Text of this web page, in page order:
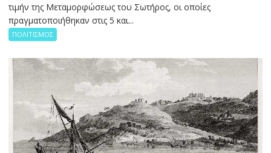
τιμήν της Μεταμορφώσεως του Σωτήρος, οι οποίες
πραγματοποιήθηκαν στις 5 και...
ΠΟΛΙΤΙΣΜΟΣ